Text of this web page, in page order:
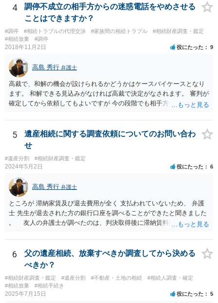
行等に照会をかけることになるでしょう。 不動産は、相続登記が済ん
でいなければ市役所ないし区役所に、お子様と義父様のつながりがわ
かる戸籍一式を揃えてもちこみ、「名寄せ」という手続きをすると、
分かると思います。遺産分割協議書の偽造等により既に相続登記され
てしまっている場合は、住所などに当たりをつけて登記名義を調べて
すが、現代では、各々が自由に価格設定をしていますので、特に相場
はお示しできません。ただし、かつて日本弁護士連合会が設けていた
報酬基準を踏まえて価格設定している弁護士は一定数いると思います
ので、それが一応の目安となるでしょう。
4
調停不成立の相手方からの迷惑電話をやめさせる
ことはできますか？
#調停 #相続トラブルの代理交渉 #家族間の相続トラブル
#相続財産調査・鑑定
#相続放棄
#調停
2018年11月2日 役にたった 9
高島 秀行 弁護士
高裁で、和解の機会が設けられるかどうかはケースバイケースとなり
ます。 和解できる見込みがなければ高裁で決定がなされます。 審判が
確定してから依頼してもよいですが 今の段階でも相手方の連絡が迷惑
5
遺産相続に関する調査依頼についてのお問い合わ
せ
#遺産分割 #相続財産調査・鑑定
2024年5月2日 役にたった 6
高島 秀行 弁護士
ところが 滞納家賃及び退去費用が全く 支払われていないため、 弁護
士 先生が退去された方の銀行口座を調べることができたと聞きました
。 友人の弁護士が調べたのは、判決取得後に滞納賃料回収のため
預金の入出金履歴を調べたわけではありません。 残念ながら、事案
や目的も異なりますし、開示の内容も異なります。
6
父の遺産相続、放棄すべきか調査してから決める
べきか？
#相続財産調査・鑑定 #遺産分割 #不動産・土地の相続
#相続人調査・確定
#相続放棄
#相続手続き
2025年7月15日 役にたった 5